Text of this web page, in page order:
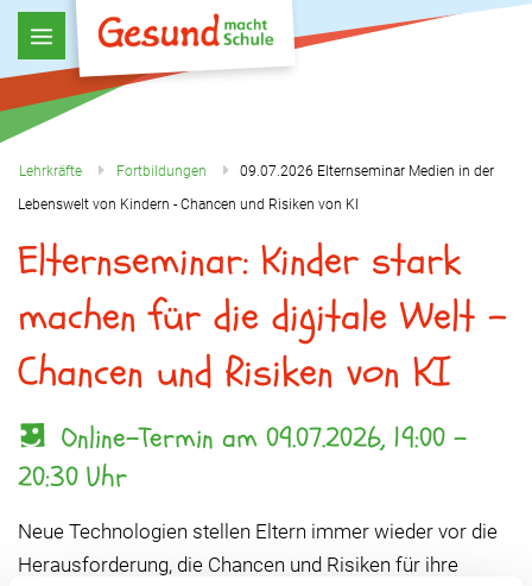
Lehrkräfte Fortbildungen
09.07.2026 Elternseminar Medien in der
Lebenswelt von Kindern - Chancen und Risiken von KI
Elternseminar: Kinder stark
machen für die digitale Welt -
Chancen und Risiken von KI
Online-Termin am 09.07.2026, 19:00 -
20:30 Uhr
Neue Technologien stellen Eltern immer wieder vor die
Herausforderung, die Chancen und Risiken für ihre